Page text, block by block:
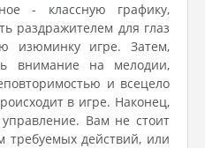
- классную графику,
раздражителем для глаз
изюминку игре. Затем,
внимание на мелодии,
и всецело
в игре. Наконец,
Вам не стоит
требуемых действий, или